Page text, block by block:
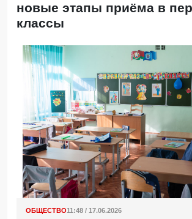
новые этапы приёма в
классы
ОБЩЕСТВО11:48 / 17.06.2026